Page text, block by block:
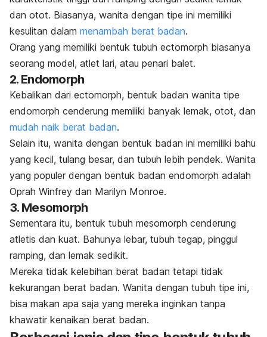
dan otot. Biasanya, wanita dengan tipe ini memiliki
kesulitan dalam menambah berat badan.
Orang yang memiliki bentuk tubuh ectomorph biasanya
seorang model, atlet lari, atau penari balet.
2. Endomorph
Kebalikan dari ectomorph, bentuk badan wanita tipe
endomorph cenderung memiliki banyak lemak, otot, dan
mudah naik berat badan.
Selain itu, wanita dengan bentuk badan ini memiliki bahu
yang kecil, tulang besar, dan tubuh lebih pendek. Wanita
yang populer dengan bentuk badan endomorph adalah
Oprah Winfrey dan Marilyn Monroe.
3. Mesomorph
Sementara itu, bentuk tubuh mesomorph cenderung
atletis dan kuat. Bahunya lebar, tubuh tegap, pinggul
ramping, dan lemak sedikit.
Mereka tidak kelebihan berat badan tetapi tidak
kekurangan berat badan. Wanita dengan tubuh tipe ini,
bisa makan apa saja yang mereka inginkan tanpa
khawatir kenaikan berat badan.